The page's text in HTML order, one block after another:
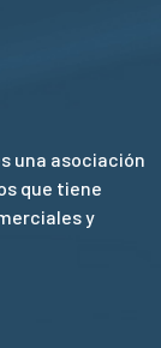
una asociación
que tiene
y